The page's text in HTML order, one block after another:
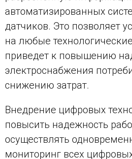
автоматизированных
датчиков. Это позволяет
на любые
приведет к повышению
электроснабжения
снижению затрат.
Внедрение цифровых
повысить надежность
осуществлять
мониторинг всех